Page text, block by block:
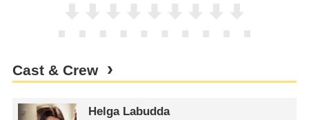
Cast & Crew
Helga Labudda